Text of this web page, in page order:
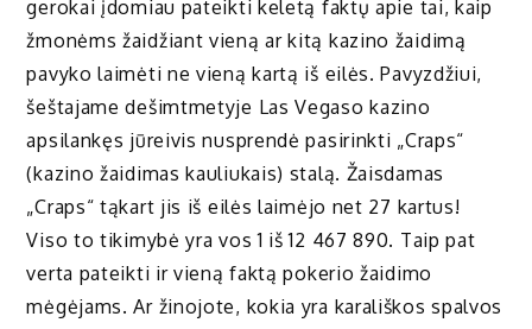
gerokai įdomiau pateikti keletą faktų apie tai, kaip
žmonėms žaidžiant vieną ar kitą kazino žaidimą
pavyko laimėti ne vieną kartą iš eilės. Pavyzdžiui,
šeštajame dešimtmetyje Las Vegaso kazino
apsilankęs jūreivis nusprendė pasirinkti „Craps“
(kazino žaidimas kauliukais) stalą. Žaisdamas
„Craps“ tąkart jis iš eilės laimėjo net 27 kartus!
Viso to tikimybė yra vos 1 iš 12 467 890. Taip pat
verta pateikti ir vieną faktą pokerio žaidimo
mėgėjams. Ar žinojote, kokia yra karališkos spalvos